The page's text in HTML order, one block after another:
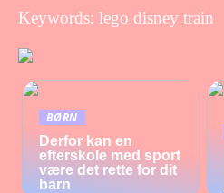
Keywords: lego disney train
BØRN
Derfor kan en
efterskole med sport
være det rette for dit
barn